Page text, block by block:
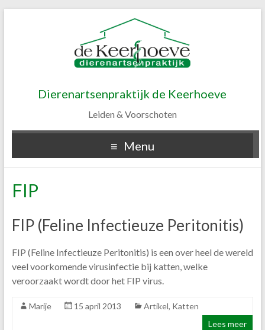
Dierenartsenpraktijk de Keerhoeve
Leiden & Voorschoten
Menu
FIP
FIP (Feline Infectieuze Peritonitis)
FIP (Feline Infectieuze Peritonitis) is een over heel de wereld
veel voorkomende virusinfectie bij katten, welke
veroorzaakt wordt door het FIP virus.
Marije 15 april 2013 Artikel, Katten
Lees meer